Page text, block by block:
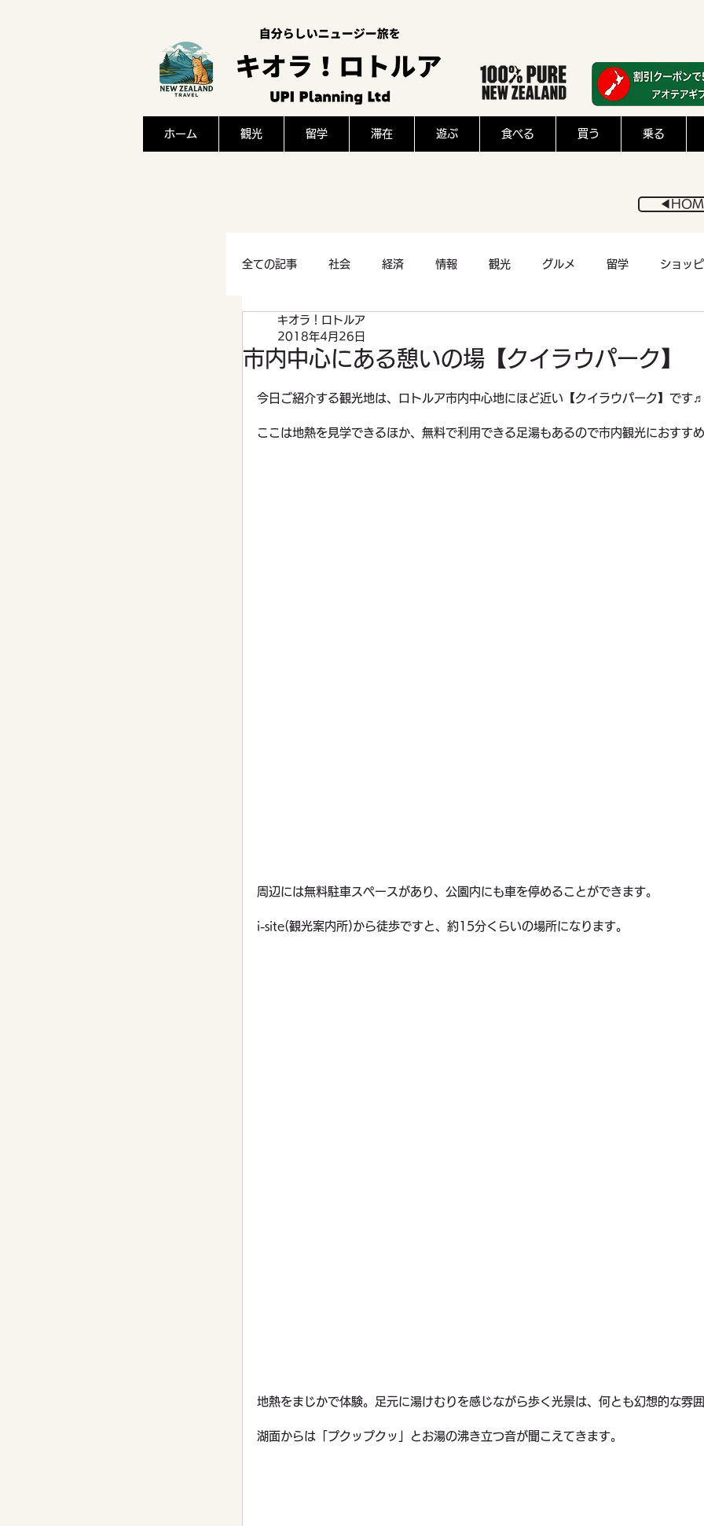
ホーム 観光 留学 滞在 遊ぶ 食べる 買う 乗る
全ての記事 社会 経済 情報 観光 グルメ 留学 ショッ
感想 文化
家庭菜園
市内中心にある憩いの場【クイラウパーク】
キオラ！ロトルア
2018年4月26日
今日ご紹介する観光地は、ロトルア市内中心地にほど近い【クイラウパーク】です♬
ここは地熱を見学できるほか、無料で利用できる足湯もあるので市内観光におすすめ
周辺には無料駐車スペースがあり、公園内にも車を停めることができます。
i-site(観光案内所)から徒歩ですと、約15分くらいの場所になります。
地熱をまじかで体験。足元に湯けむりを感じながら歩く光景は、何とも幻想的な雰囲
湖面からは「プクップクッ」とお湯の沸き立つ音が聞こえてきます。